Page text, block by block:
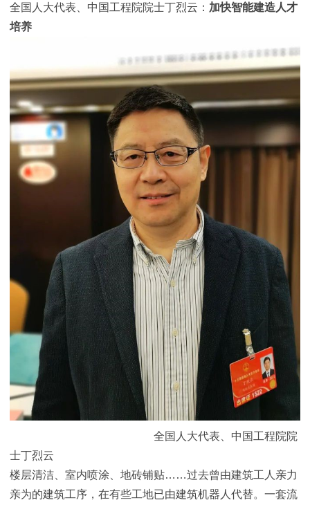
全国人大代表、中国工程院院士丁烈云： 加快智能建造人才
培养
全国人大代表、中国工程院院
士丁烈云
楼层清洁、室内喷涂、地砖铺贴……过去曾由建筑工人亲力
亲为的建筑工序，在有些工地已由建筑机器人代替。一套流